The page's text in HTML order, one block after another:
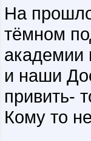
На
тёмном
академии
и наши
привить-
Кому то